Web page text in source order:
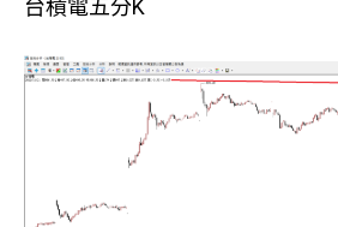
台積電五分K